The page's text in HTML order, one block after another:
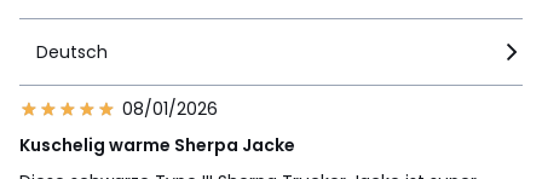
Deutsch
08/01/2026
Kuschelig warme Sherpa Jacke